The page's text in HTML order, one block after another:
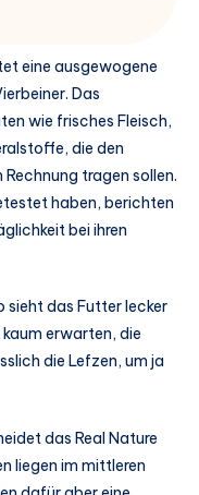
eine ausgewogene
Das
wie frisches Fleisch,
die den
tragen sollen.
haben, berichten
bei ihren
sieht das Futter lecker
erwarten, die
die Lefzen, um ja
das Real Nature
liegen im mittleren